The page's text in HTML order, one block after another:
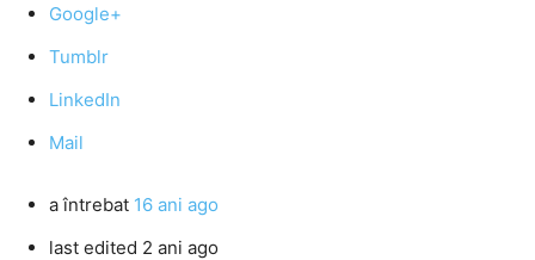
Google+
Tumblr
LinkedIn
Mail
a întrebat 16 ani ago
last edited 2 ani ago